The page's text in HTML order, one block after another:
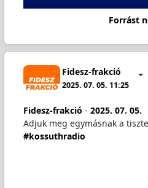
Forrást
Fidesz-frakció
2025. 07. 05. 11:25
Fidesz-frakció - 2025. 07. 05.
Adjuk meg egymásnak a
#kossuthradio